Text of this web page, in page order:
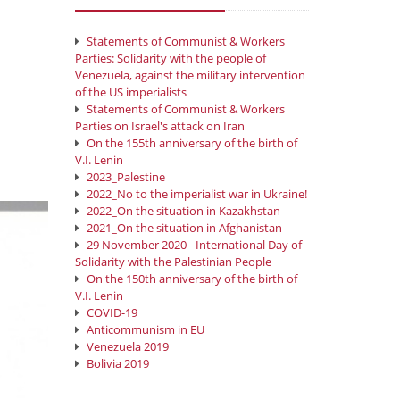
Statements of Communist & Workers
Parties: Solidarity with the people of
Venezuela, against the military intervention
of the US imperialists
Statements of Communist & Workers
Parties on Israel's attack on Iran
On the 155th anniversary of the birth of
V.I. Lenin
2023_Palestine
2022_No to the imperialist war in Ukraine!
2022_On the situation in Kazakhstan
2021_On the situation in Afghanistan
29 November 2020 - International Day of
Solidarity with the Palestinian People
On the 150th anniversary of the birth of
V.I. Lenin
COVID-19
Anticommunism in EU
Venezuela 2019
Bolivia 2019